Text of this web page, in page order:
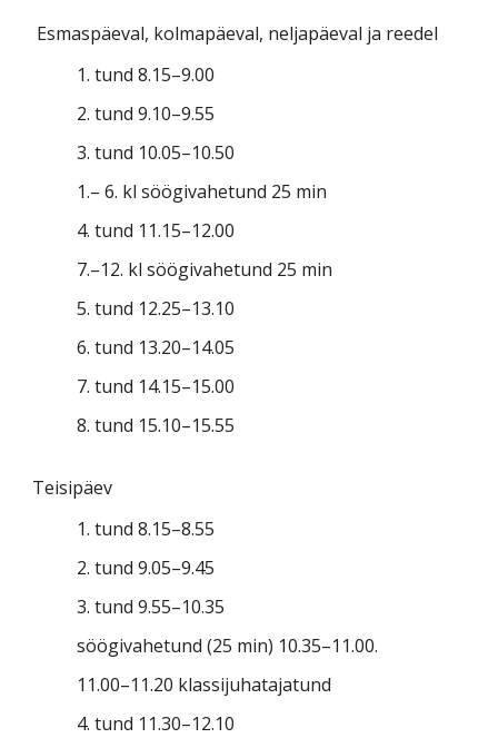
Esmaspäeval, kolmapäeval, neljapäeval ja reedel
1. tund 8.15–9.00
2. tund 9.10–9.55
3. tund 10.05–10.50
1.– 6. kl söögivahetund 25 min
4. tund 11.15–12.00
7.–12. kl söögivahetund 25 min
5. tund 12.25–13.10
6. tund 13.20–14.05
7. tund 14.15–15.00
8. tund 15.10–15.55
Teisipäev
1. tund 8.15–8.55
2. tund 9.05–9.45
3. tund 9.55–10.35
söögivahetund (25 min) 10.35–11.00.
11.00–11.20 klassijuhatajatund
4. tund 11.30–12.10